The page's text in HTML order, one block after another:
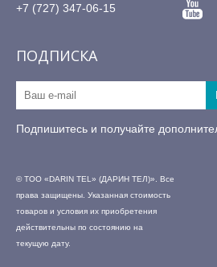
+7 (727) 347-06-15
ПОДПИСКА
Подпишитесь и получайте
© ТОО «DARIN TEL» (ДАРИН ТЕЛ)». Все
права защищены. Указанная стоимость
товаров и условия их приобретения
действительны по состоянию на
текущую дату.